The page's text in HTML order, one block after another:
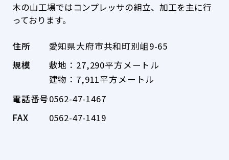
木の山工場ではコンプレッサの組立、加工を主に行
っております。
住所
愛知県大府市共和町別岨9-65
規模
敷地：27,290平方メートル
建物：7,911平方メートル
電話番号0562-47-1467
FAX
0562-47-1419